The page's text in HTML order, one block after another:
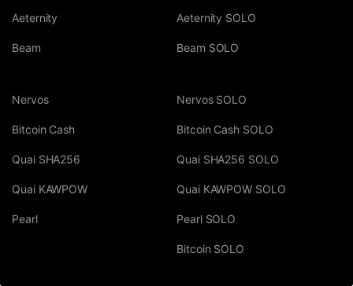
Aeternity
Beam
Aeternity SOLO
Beam SOLO
Nervos
Bitcoin Cash
Quai SHA256
Quai KAWPOW
Pearl
Nervos SOLO
Bitcoin Cash SOLO
Quai SHA256 SOLO
Quai KAWPOW SOLO
Pearl SOLO
Bitcoin SOLO